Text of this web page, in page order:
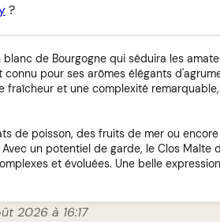
?
de Bourgogne qui séduira les
pour ses arômes élégants
fraîcheur et une complexité
de poisson, des fruits de mer ou
un potentiel de garde, le Clos Malte
et évoluées. Une belle
2026 à 16:17